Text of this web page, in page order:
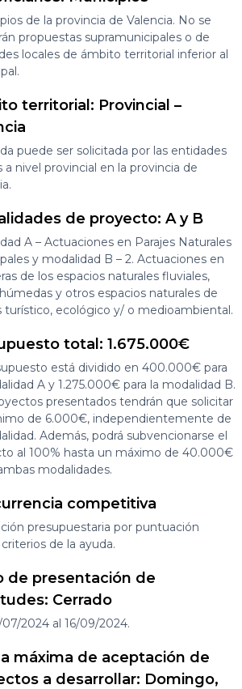
de la provincia de Valencia. No se
propuestas supramunicipales o de
locales de ámbito territorial inferior al
territorial: Provincial –
puede ser solicitada por las entidades
a nivel provincial en la provincia de
de proyecto: A y B
A – Actuaciones en Parajes Naturales
y modalidad B – 2. Actuaciones en
de los espacios naturales fluviales,
y otros espacios naturales de
turístico, ecológico y/ o medioambiental.
total: 1.675.000€
está dividido en 400.000€ para
A y 1.275.000€ para la modalidad B.
presentados tendrán que solicitar
de 6.000€, independientemente de
Además, podrá subvencionarse el
al 100% hasta un máximo de 40.000€
modalidades.
competitiva
presupuestaria por puntuación
de la ayuda.
de presentación de
Cerrado
07/2024 al 16/09/2024.
máxima de aceptación de
a desarrollar: Domingo,